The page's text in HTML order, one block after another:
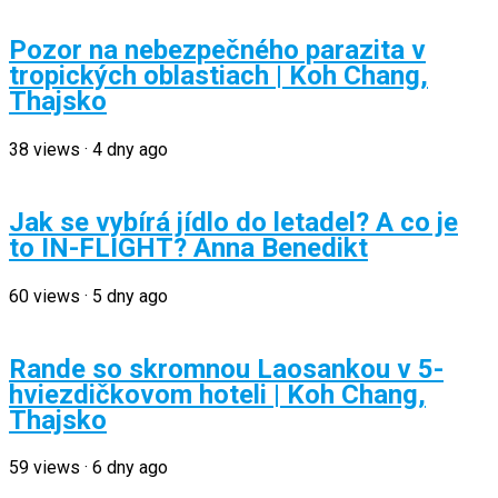
Pozor na nebezpečného parazita v
tropických oblastiach | Koh Chang,
Thajsko
38 views · 4 dny ago
Jak se vybírá jídlo do letadel? A co je
to IN-FLIGHT? Anna Benedikt
60 views · 5 dny ago
Rande so skromnou Laosankou v 5-
hviezdičkovom hoteli | Koh Chang,
Thajsko
59 views · 6 dny ago